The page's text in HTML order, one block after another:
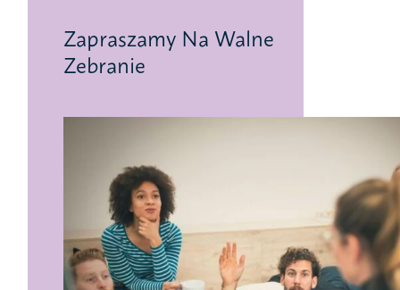
Zapraszamy Na Walne
Zebranie